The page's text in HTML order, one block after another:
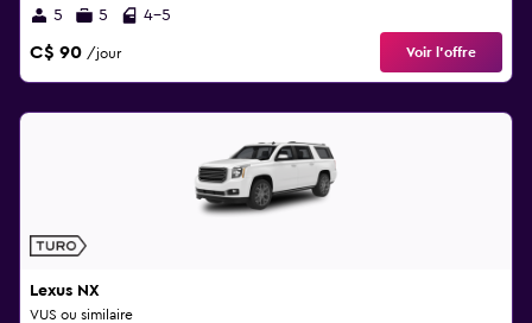
5 5 4-5
C$ 90 /jour Voir l’offre
Lexus NX
VUS ou similaire